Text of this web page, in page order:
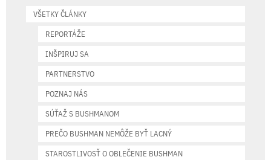
VŠETKY ČLÁNKY
REPORTÁŽE
INŠPIRUJ SA
PARTNERSTVO
POZNAJ NÁS
SÚŤAŽ S BUSHMANOM
PREČO BUSHMAN NEMÔŽE BYŤ LACNÝ
STAROSTLIVOSŤ O OBLEČENIE BUSHMAN